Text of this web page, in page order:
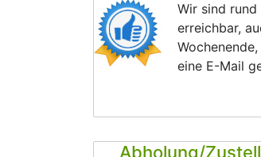
Wir sind
erreichbar,
eine E-Mail
Abholung/